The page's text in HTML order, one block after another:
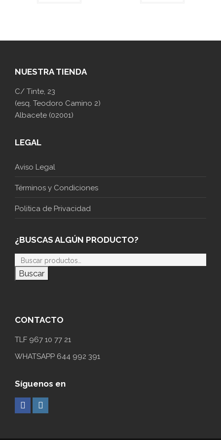
NUESTRA TIENDA
C/ Tinte, 23
(esq. Teodoro Camino 2)
Albacete (02001)
LEGAL
Aviso Legal
Términos y Condiciones
Politica de Privacidad
¿BUSCAS ALGÚN PRODUCTO?
Buscar
CONTACTO
TLF 967 10 77 21
WHATSAPP 644 992 391
Síguenos en